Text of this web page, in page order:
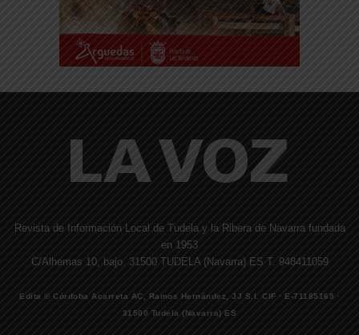
Revista de Información Local de Tudela y la Ribera de Navarra fundada
en 1953
C/Alhemas 10, bajo. 31500 TUDELA (Navarra) ES T. 948411059
Edita © Córdoba Acarreta AC, Ramos Hernández, JJ S.I. CIF · E-71185169 ·
31500 Tudela (Navarra) ES